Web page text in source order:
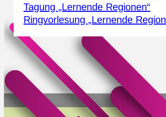
Tagung „Lernende Regionen“
Ringvorlesung „Lernende